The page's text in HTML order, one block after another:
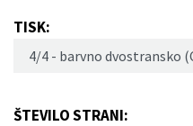
TISK:
ŠTEVILO STRANI: